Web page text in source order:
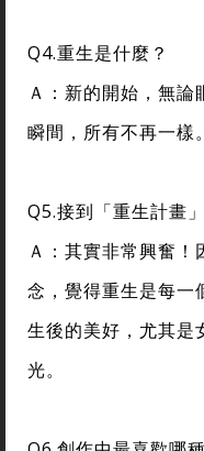
Q4.重生是什麼？
Ａ：新的開始，無
瞬間，所有不再一樣。
Q5.接到「重生計畫
Ａ：其實非常興奮
念，覺得重生是每一
生後的美好，尤其是
光。